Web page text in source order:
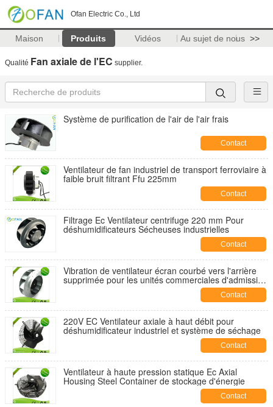
Ofan Electric Co., Ltd
Maison Produits Vidéos Au sujet de nous >>
Qualité Fan axiale de l'EC supplier.
Système de purification de l'air de l'air frais
Contact
Ventilateur de fan industriel de transport ferroviaire à
faible bruit filtrant Ffu 225mm
Contact
Filtrage Ec Ventilateur centrifuge 220 mm Pour
déshumidificateurs Sécheuses industrielles
Contact
Vibration de ventilateur écran courbé vers l'arrière
supprimée pour les unités commerciales d'admission
Contact
220V EC Ventilateur axiale à haut débit pour
déshumidificateur industriel et système de séchage
Contact
Ventilateur à haute pression statique Ec Axial
Housing Steel Container de stockage d'énergie
Contact